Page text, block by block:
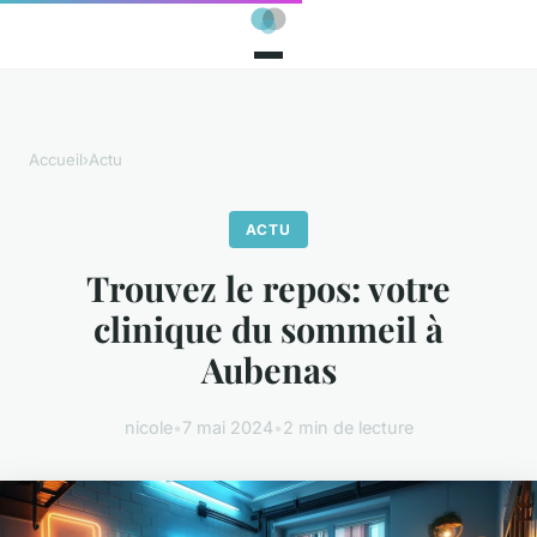
Accueil›Actu
ACTU
Trouvez le repos: votre
clinique du sommeil à
Aubenas
nicole•7 mai 2024•2 min de lecture